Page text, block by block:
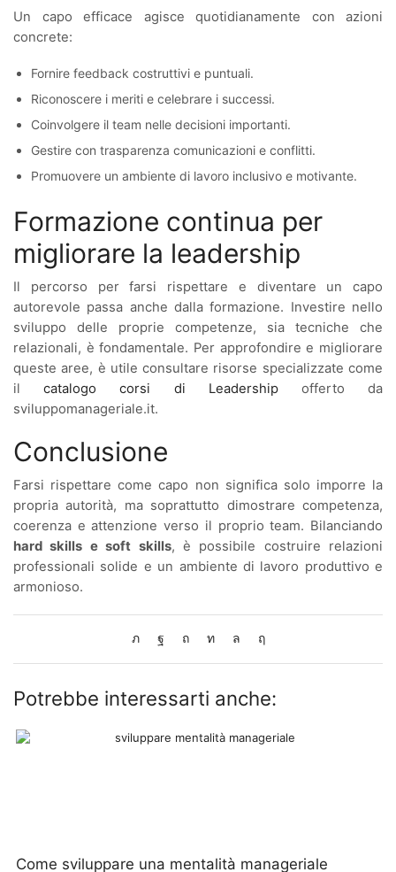
Un capo efficace agisce quotidianamente con azioni
concrete:
Fornire feedback costruttivi e puntuali.
Riconoscere i meriti e celebrare i successi.
Coinvolgere il team nelle decisioni importanti.
Gestire con trasparenza comunicazioni e conflitti.
Promuovere un ambiente di lavoro inclusivo e motivante.
Formazione continua per
migliorare la leadership
Il percorso per farsi rispettare e diventare un capo
autorevole passa anche dalla formazione. Investire nello
sviluppo delle proprie competenze, sia tecniche che
relazionali, è fondamentale. Per approfondire e migliorare
queste aree, è utile consultare risorse specializzate come
ilcatalogo corsi di Leadershipofferto da
sviluppomanageriale.it.
Conclusione
Farsi rispettare come capo non significa solo imporre la
propria autorità, ma soprattutto dimostrare competenza,
coerenza e attenzione verso il proprio team. Bilanciando
hard skills e soft skills, è possibile costruire relazioni
professionali solide e un ambiente di lavoro produttivo e
armonioso.
Potrebbe interessarti anche:
Come sviluppare una mentalità manageriale